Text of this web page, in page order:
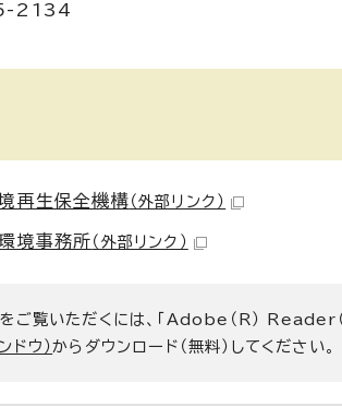
2134
再生保全機構 （外部リンク）
境事務所 （外部リンク）
ご覧いただくには、「Adobe（R） Reader
ドウ）からダウンロード（無料）してください。